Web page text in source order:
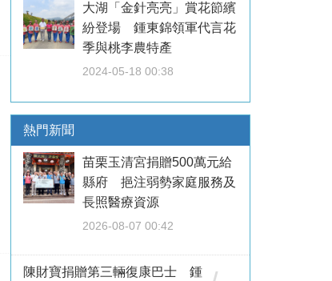
大湖「金針亮亮」賞花節繽
紛登場 鍾東錦領軍代言花
季與桃李農特產
2024-05-18 00:38
熱門新聞
苗栗玉清宮捐贈500萬元給
縣府 挹注弱勢家庭服務及
長照醫療資源
2026-08-07 00:42
陳財寶捐贈第三輛復康巴士 鍾